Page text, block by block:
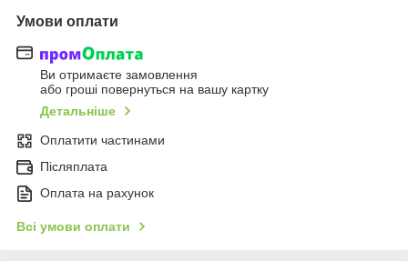
Умови оплати
Ви отримаєте замовлення
або гроші повернуться на вашу картку
Детальніше
Оплатити частинами
Післяплата
Оплата на рахунок
Всі умови оплати